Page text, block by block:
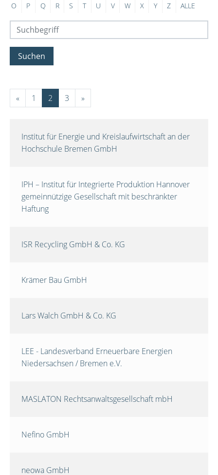
O
P Q R S T U V W X Y Z ALLE
Suchen
« 1 2 3 »
Institut für Energie und Kreislaufwirtschaft an der
Hochschule Bremen GmbH
IPH – Institut für Integrierte Produktion Hannover
gemeinnützige Gesellschaft mit beschränkter
Haftung
ISR Recycling GmbH & Co. KG
Krämer Bau GmbH
Lars Walch GmbH & Co. KG
LEE - Landesverband Erneuerbare Energien
Niedersachsen / Bremen e.V.
MASLATON Rechtsanwaltsgesellschaft mbH
Nefino GmbH
neowa GmbH